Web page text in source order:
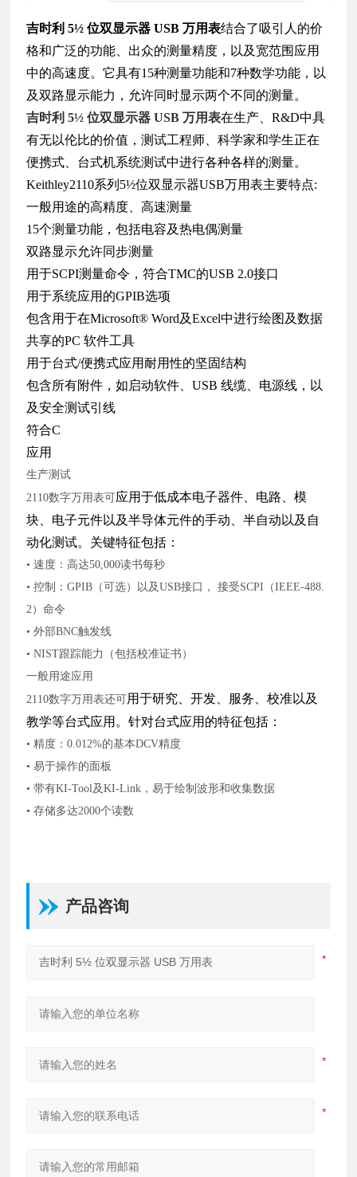
吉时利 5½ 位双显示器 USB 万用表结合了吸引人的价
格和广泛的功能、出众的测量精度，以及宽范围应用
中的高速度。它具有15种测量功能和7种数学功能，以
及双路显示能力，允许同时显示两个不同的测量。
吉时利 5½ 位双显示器 USB 万用表在生产、R&D中具
有无以伦比的价值，测试工程师、科学家和学生正在
便携式、台式机系统测试中进行各种各样的测量。
Keithley2110系列5½位双显示器USB万用表主要特点:
一般用途的高精度、高速测量
15个测量功能，包括电容及热电偶测量
双路显示允许同步测量
用于SCPI测量命令，符合TMC的USB 2.0接口
用于系统应用的GPIB选项
包含用于在Microsoft® Word及Excel中进行绘图及数据
共享的PC 软件工具
用于台式/便携式应用耐用性的坚固结构
包含所有附件，如启动软件、USB 线缆、电源线，以
及安全测试引线
符合C
应用
生产测试
2110数字万用表可应用于低成本电子器件、电路、模
块、电子元件以及半导体元件的手动、半自动以及自
动化测试。关键特征包括：
• 速度：高达50,000读书每秒
• 控制：GPIB（可选）以及USB接口， 接受SCPI（IEEE-488.
2）命令
• 外部BNC触发线
• NIST跟踪能力（包括校准证书）
一般用途应用
2110数字万用表还可 用于研究、开发、服务、校准以及
教学等台式应用。针对台式应用的特征包括：
• 精度：0.012%的基本DCV精度
• 易于操作的面板
• 带有KI-Tool及KI-Link，易于绘制波形和收集数据
• 存储多达2000个读数
产品咨询